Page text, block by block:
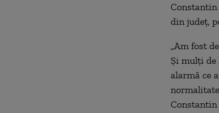
din județ,
„Am fost
Și mulți de
alarmă ce
Constantin